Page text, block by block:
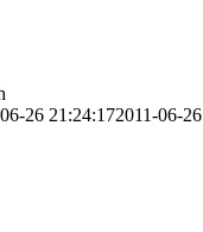
26 21:24:172011-06-26